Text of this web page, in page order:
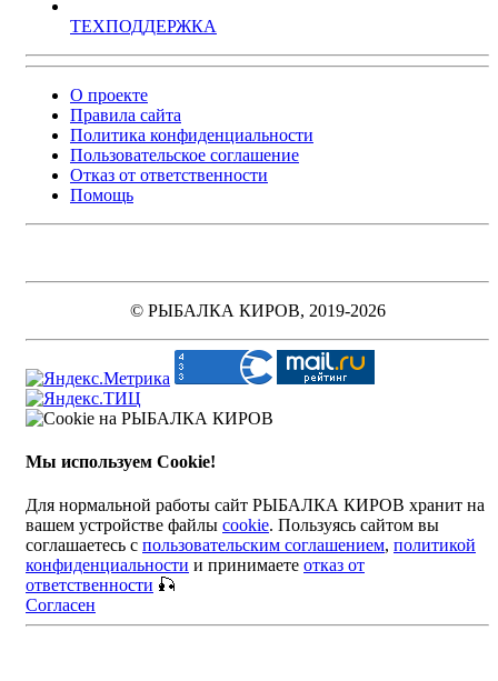
ТЕХПОДДЕРЖКА
О проекте
Правила сайта
Политика конфиденциальности
Пользовательское соглашение
Отказ от ответственности
Помощь
© РЫБАЛКА КИРОВ, 2019-2026
Мы используем Cookie!
Для нормальной работы сайт РЫБАЛКА КИРОВ хранит на
вашем устройстве файлы cookie. Пользуясь сайтом вы
соглашаетесь с пользовательским соглашением, политикой
конфиденциальности и принимаете отказ от
ответственности 🎣
Согласен